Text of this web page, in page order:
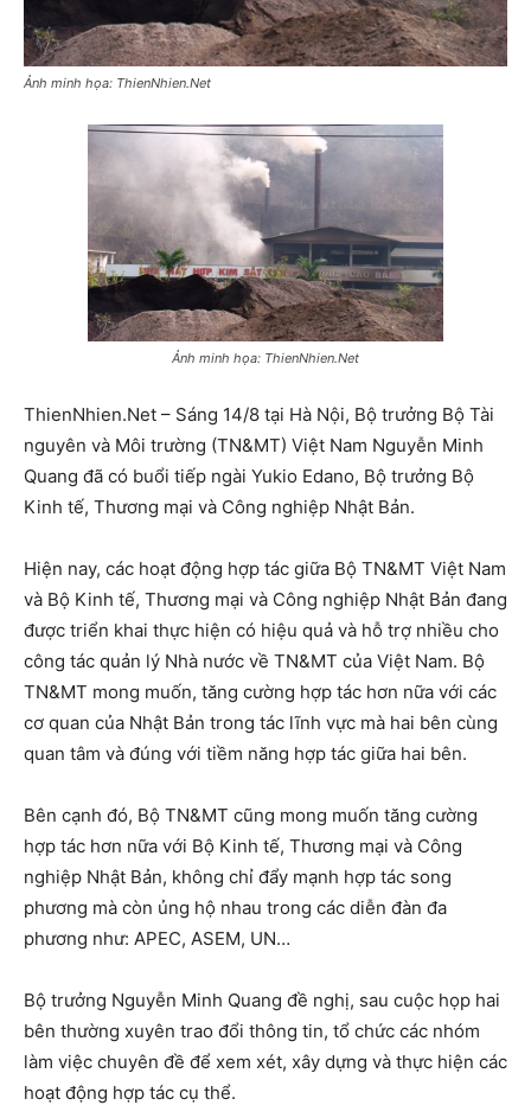
Ảnh minh họa: ThienNhien.Net
Ảnh minh họa: ThienNhien.Net
ThienNhien.Net – Sáng 14/8 tại Hà Nội, Bộ trưởng Bộ Tài
nguyên và Môi trường (TN&MT) Việt Nam Nguyễn Minh
Quang đã có buổi tiếp ngài Yukio Edano, Bộ trưởng Bộ
Kinh tế, Thương mại và Công nghiệp Nhật Bản.
Hiện nay, các hoạt động hợp tác giữa Bộ TN&MT Việt Nam
và Bộ Kinh tế, Thương mại và Công nghiệp Nhật Bản đang
được triển khai thực hiện có hiệu quả và hỗ trợ nhiều cho
công tác quản lý Nhà nước về TN&MT của Việt Nam. Bộ
TN&MT mong muốn, tăng cường hợp tác hơn nữa với các
cơ quan của Nhật Bản trong tác lĩnh vực mà hai bên cùng
quan tâm và đúng với tiềm năng hợp tác giữa hai bên.
Bên cạnh đó, Bộ TN&MT cũng mong muốn tăng cường
hợp tác hơn nữa với Bộ Kinh tế, Thương mại và Công
nghiệp Nhật Bản, không chỉ đẩy mạnh hợp tác song
phương mà còn ủng hộ nhau trong các diễn đàn đa
phương như: APEC, ASEM, UN…
Bộ trưởng Nguyễn Minh Quang đề nghị, sau cuộc họp hai
bên thường xuyên trao đổi thông tin, tổ chức các nhóm
làm việc chuyên đề để xem xét, xây dựng và thực hiện các
hoạt động hợp tác cụ thể.